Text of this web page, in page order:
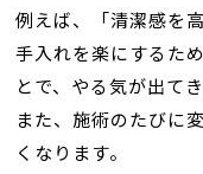
例えば、「清潔感を
手入れを楽にするた
とで、やる気が出てき
また、施術のたびに
くなります。